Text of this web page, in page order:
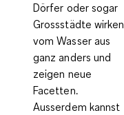
Dörfer oder sogar
Grossstädte wirken
vom Wasser aus
ganz anders und
zeigen neue
Facetten.
Ausserdem kannst